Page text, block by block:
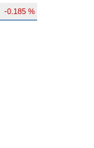
-0.185 %